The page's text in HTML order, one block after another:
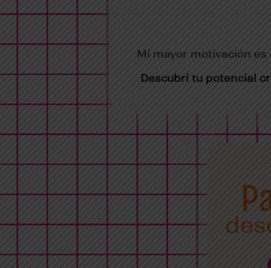
Mi mayor motivación
Descubrí tu potencial